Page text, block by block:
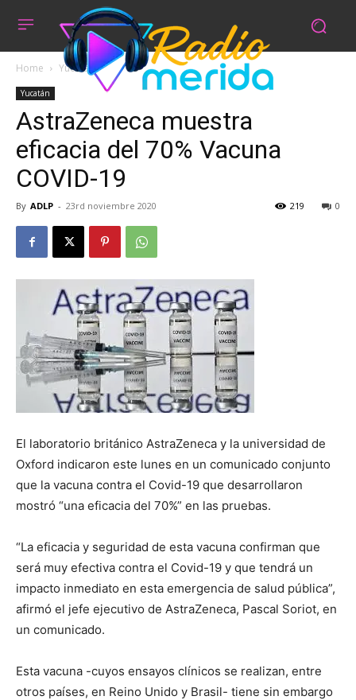
Home Yucatán
Yucatán
AstraZeneca muestra
eficacia del 70% Vacuna
COVID-19
By ADLP - 23rd noviembre 2020 0
219
El laboratorio británico AstraZeneca y la universidad de
Oxford indicaron este lunes en un comunicado conjunto
que la vacuna contra el Covid-19 que desarrollaron
mostró “una eficacia del 70%” en las pruebas.
“La eficacia y seguridad de esta vacuna confirman que
será muy efectiva contra el Covid-19 y que tendrá un
impacto inmediato en esta emergencia de salud pública”,
afirmó el jefe ejecutivo de AstraZeneca, Pascal Soriot, en
un comunicado.
Esta vacuna -cuyos ensayos clínicos se realizan, entre
otros países, en Reino Unido y Brasil- tiene sin embargo